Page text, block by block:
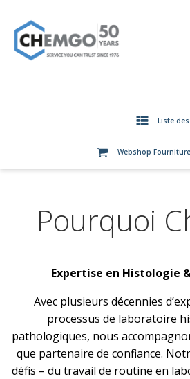
Liste
Webshop
Pourquoi
Expertise en Histologie
Avec plusieurs décennies
processus de laboratoire
pathologiques, nous
que partenaire de confiance.
défis – du travail de routine en